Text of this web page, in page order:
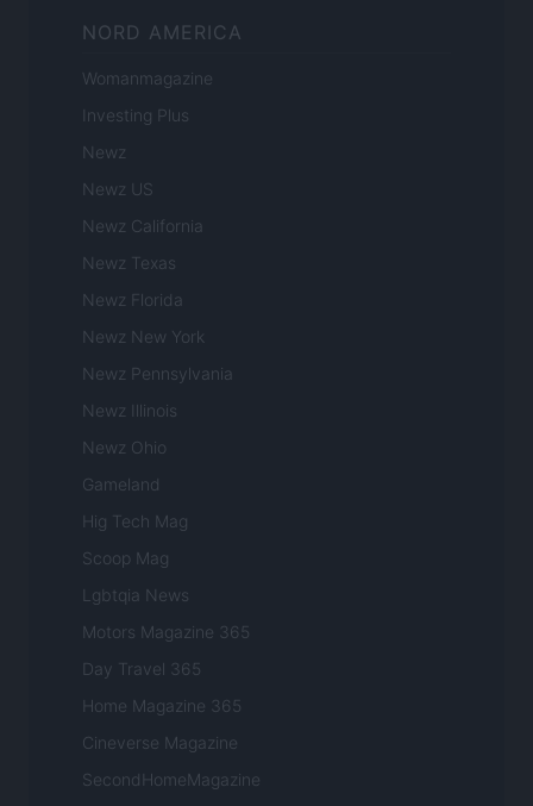
NORD AMERICA
Womanmagazine
Investing Plus
Newz
Newz US
Newz California
Newz Texas
Newz Florida
Newz New York
Newz Pennsylvania
Newz Illinois
Newz Ohio
Gameland
Hig Tech Mag
Scoop Mag
Lgbtqia News
Motors Magazine 365
Day Travel 365
Home Magazine 365
Cineverse Magazine
SecondHomeMagazine